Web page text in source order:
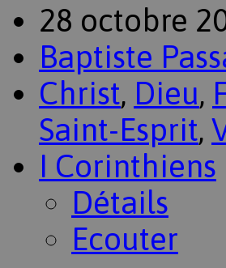
28 octobre
Baptiste
Christ, Dieu,
Saint-Esprit,
I Corinthiens
Détails
Ecouter